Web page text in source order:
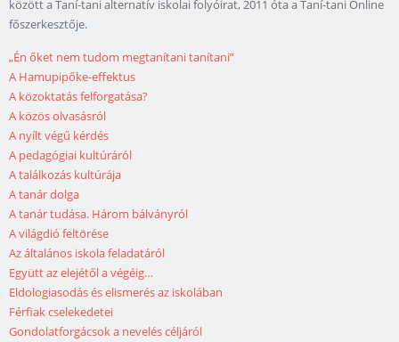
között a Taní-tani alternatív iskolai folyóirat, 2011 óta a Taní-tani Online
főszerkesztője.
„Én őket nem tudom megtanítani tanítani”
A Hamupipőke-effektus
A közoktatás felforgatása?
A közös olvasásról
A nyílt végű kérdés
A pedagógiai kultúráról
A találkozás kultúrája
A tanár dolga
A tanár tudása. Három bálványról
A világdió feltörése
Az általános iskola feladatáról
Együtt az elejétől a végéig…
Eldologiasodás és elismerés az iskolában
Férfiak cselekedetei
Gondolatforgácsok a nevelés céljáról